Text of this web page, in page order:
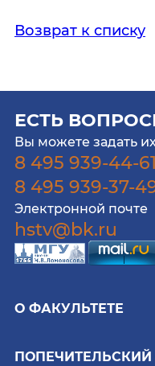
Возврат к списку
ЕСТЬ
Вы можете задать
8 495 939-44-61
8 495 939-37-
Электронной почте
hstv@bk.ru
О ФАКУЛЬТЕТЕ
ПОПЕЧИТЕЛЬСКИЙ